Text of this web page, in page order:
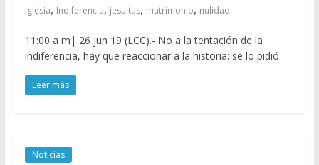
Iglesia, Indiferencia, jesuitas, matrimonio, nulidad
11:00 a m| 26 jun 19 (LCC).- No a la tentación de la
indiferencia, hay que reaccionar a la historia: se lo pidió
Leer más
Noticias